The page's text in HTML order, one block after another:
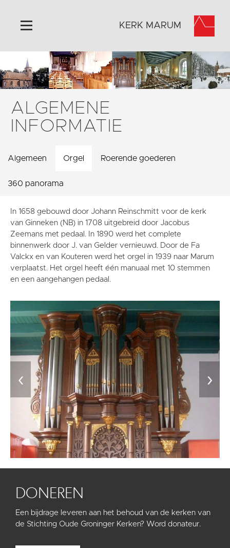
Home
Algemeen
Historie
Omgeving
Activiteiten
Doneer
Vaktaal
KERK MARUM
ALGEMENE
INFORMATIE
Algemeen Orgel Roerende goederen
360 panorama
In 1658 gebouwd door Johann Reinschmitt voor de kerk
van Ginneken (NB) in 1708 uitgebreid door Jacobus
Zeemans met pedaal. In 1890 werd het complete
binnenwerk door J. van Gelder vernieuwd. Door de Fa
Valckx en van Kouteren werd het orgel in 1939 naar Marum
verplaatst. Het orgel heeft één manuaal met 10 stemmen
en een aangehangen pedaal.
‹ ›
DONEREN
Een bijdrage leveren aan het behoud van de kerken van
de Stichting Oude Groninger Kerken? Word donateur.